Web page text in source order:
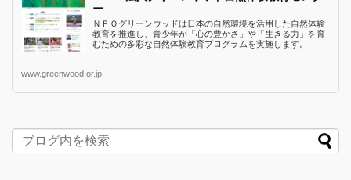
ー
ＮＰＯグリーンウッドは日本の自然環境を活用した自然体験
教育を推進し、青少年が「心の豊かさ」や「生きる力」を育
むための多彩な自然体験教育プログラムを実施します。
www.greenwood.or.jp